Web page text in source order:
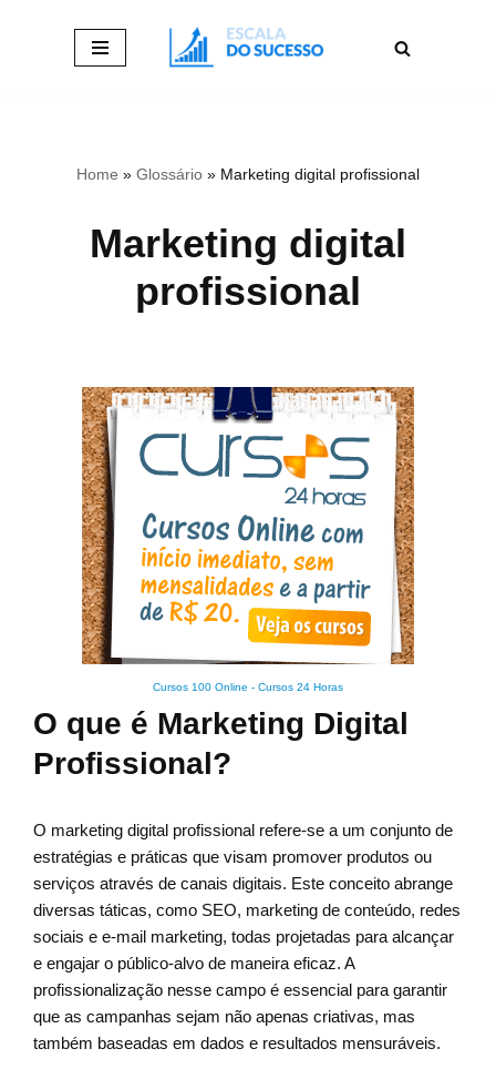
Home » Glossário » Marketing digital profissional
Marketing digital
profissional
Cursos 100 Online - Cursos 24 Horas
O que é Marketing Digital
Profissional?
O marketing digital profissional refere-se a um conjunto de
estratégias e práticas que visam promover produtos ou
serviços através de canais digitais. Este conceito abrange
diversas táticas, como SEO, marketing de conteúdo, redes
sociais e e-mail marketing, todas projetadas para alcançar
e engajar o público-alvo de maneira eficaz. A
profissionalização nesse campo é essencial para garantir
que as campanhas sejam não apenas criativas, mas
também baseadas em dados e resultados mensuráveis.